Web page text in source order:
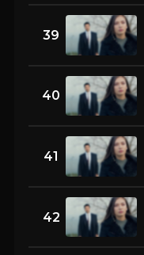
39
40
41
42